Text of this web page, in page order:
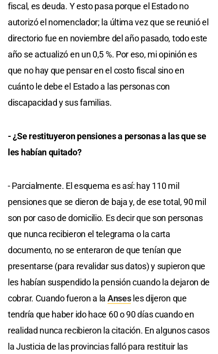
fiscal, es deuda. Y esto pasa porque el Estado no
autorizó el nomenclador; la última vez que se reunió el
directorio fue en noviembre del año pasado, todo este
año se actualizó en un 0,5 %. Por eso, mi opinión es
que no hay que pensar en el costo fiscal sino en
cuánto le debe el Estado a las personas con
discapacidad y sus familias.
- ¿Se restituyeron pensiones a personas a las que se
les habían quitado?
- Parcialmente. El esquema es así: hay 110 mil
pensiones que se dieron de baja y, de ese total, 90 mil
son por caso de domicilio. Es decir que son personas
que nunca recibieron el telegrama o la carta
documento, no se enteraron de que tenían que
presentarse (para revalidar sus datos) y supieron que
les habían suspendido la pensión cuando la dejaron de
cobrar. Cuando fueron a la Ansesles dijeron que
tendría que haber ido hace 60 o 90 días cuando en
realidad nunca recibieron la citación. En algunos casos
la Justicia de las provincias falló para restituir las